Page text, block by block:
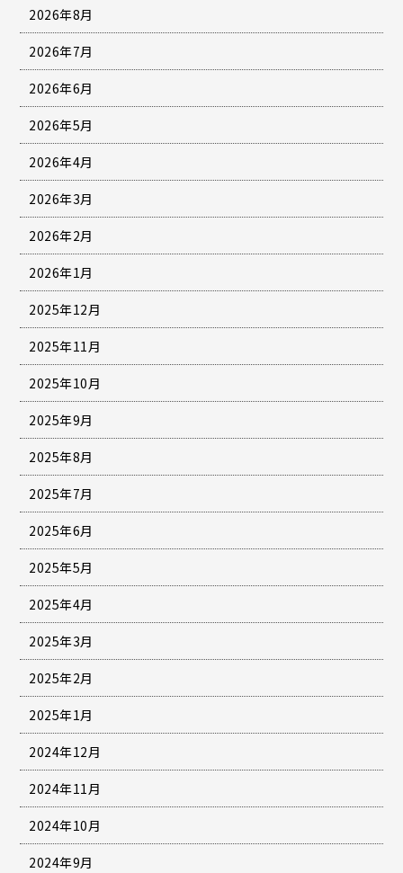
2026年8月
2026年7月
2026年6月
2026年5月
2026年4月
2026年3月
2026年2月
2026年1月
2025年12月
2025年11月
2025年10月
2025年9月
2025年8月
2025年7月
2025年6月
2025年5月
2025年4月
2025年3月
2025年2月
2025年1月
2024年12月
2024年11月
2024年10月
2024年9月